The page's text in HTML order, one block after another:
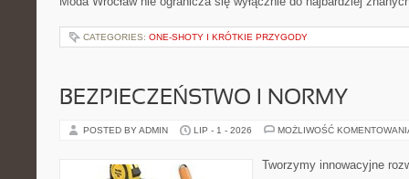
CATEGORIES: ONE-SHOTY I KRÓTKIE PRZYGODY
BEZPIECZEŃSTWO I NORMY
POSTED BY ADMIN LIP - 1 - 2026 MOŻLIWOŚĆ
Tworzymy innowacyjne